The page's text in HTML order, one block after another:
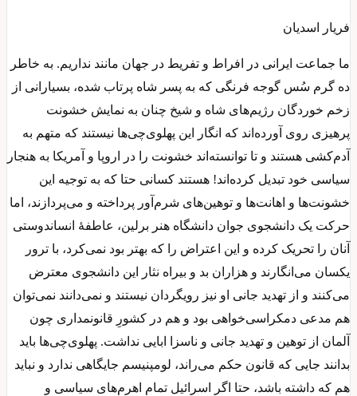
فریار اسدیان
ما جماعت ایرانی در افراط و تفریط در جهان مانند نداریم. به خاطر
ده گرم سُس گوجه فرنگی که به پسر شاه پرتاب شده، بسیارانی از
زخم خوردگان رژیم‌های شاه و شیخ چنان به نمایش خشونت
پرهیزی روی آورده‌اند که انگار این پهلوی‌چی‌ها نیستند که متهم به
آدم‌کشی هستند و تا توانسته‌اند خشونت را در اروپا و آمریکا به هنجار
سیاسی خود تبدیل کرده‌اند! هستند کسانی حتا که به توجیه این
خشونت‌ها و اهانت‌ها و توهین‌های شرم‌آور پرداخته و می‌پردازند، اما
حرکت یک دانشجوی جوان دانشگاه هنر برلین، عاطفهٔ انساندوستی
آنان را تحریک کرده و این اعتراض را که بهتر بود نمی‌کرد، با ترور
یکسان می‌انگارند و هزاران بد و بیراه نثار این دانشجوی معترض
می‌کنند و از تهدید جانی او نیز رویگردان نیستند و نمی‌دانند نمی‌توان
هم مدعی دمکراسی‌خواهی بود و هم در کشورِ قانونمداری چون
آلمان از توهین و تهدید جانی و ناسزا ابایی نداشت. پهلوی‌چی‌ها باید
بدانند جایی که قانون حکم می‌راند، لومپنیسم جایگاهی ندارد و نباید
هم که داشته باشد، حتا اگر اسرائیل تمام اهرم‌های سیاسی و